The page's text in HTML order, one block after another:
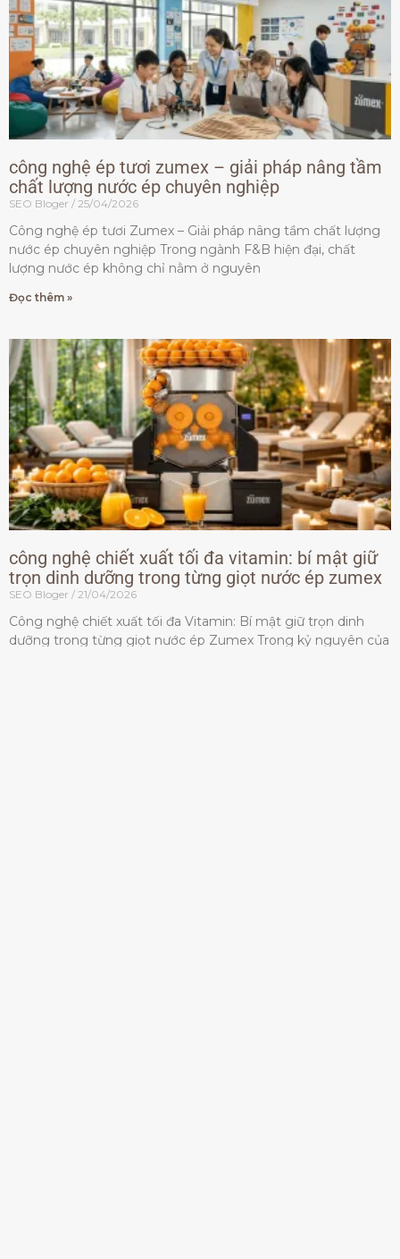
công nghệ ép tươi zumex – giải pháp nâng tầm
chất lượng nước ép chuyên nghiệp
SEO Bloger 25/04/2026
Công nghệ ép tươi Zumex – Giải pháp nâng tầm chất lượng
nước ép chuyên nghiệp Trong ngành F&B hiện đại, chất
lượng nước ép không chỉ nằm ở nguyên
Đọc thêm »
công nghệ chiết xuất tối đa vitamin: bí mật giữ
trọn dinh dưỡng trong từng giọt nước ép zumex
SEO Bloger 21/04/2026
Công nghệ chiết xuất tối đa Vitamin: Bí mật giữ trọn dinh
dưỡng trong từng giọt nước ép Zumex Trong kỷ nguyên của